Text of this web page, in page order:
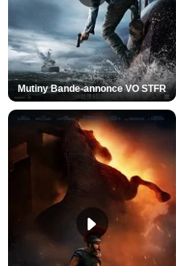
Mutiny Bande-annonce VO STFR